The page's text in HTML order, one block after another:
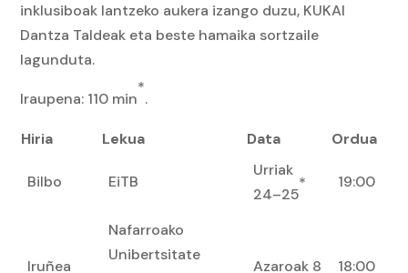
inklusiboak lantzeko aukera izango duzu, KUKAI
Dantza Taldeak eta beste hamaika sortzaile
lagunduta.
Iraupena: 110 min
*
.
Hiria Lekua Data Ordua
Bilbo EiTB
Urriak
24–25
* 19:00
Iruñea
Nafarroako
Unibertsitate
Azaroak 8 18:00